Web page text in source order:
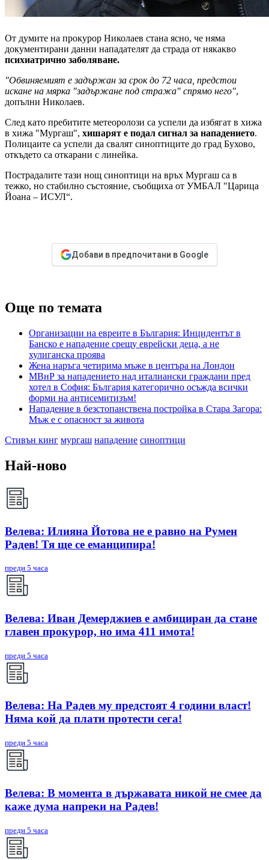
От думите на прокурор Николаев стана ясно, че няма
документирани данни нападателят да страда от някакво
психиатрично заболяване.
"Обвиняемият е задържан за срок до 72 часа, предстои
искане на мярка "задържане под стража" спрямо него",
допълни Николаев.
След като пребитите метеоролози са успели да избягат в хижа
в хижа "Мургаш", хишарят е подал сигнал за нападението.
Полицаите са успели да свалят синоптиците до град Бухово,
откъдето са откарани с линейка.
Пострадалите тази нощ синоптици на връх Мургаш са в
тежко, но стабилно състояние, съобщиха от УМБАЛ "Царица
Йоана – ИСУЛ“.
Добави в предпочитани в Google
Още по темата
Организации на евреите в България: Инцидентът в
Банско е нападение срещу еврейски деца, а не
хулиганска проява
Жена наръга четирима мъже в центъра на Лондон
МВнР за нападението над италиански граждани пред
хотел в София: България категорично осъжда всички
форми на антисемитизъм!
Нападение в безстопанствена постройка в Стара Загора:
Мъж е с опасност за живота
Стивън кинг мургаш нападение синоптици
Най-ново
Велева: Илияна Йотова не е равно на Румен
Радев! Тя ще се еманципира!
преди 5 часа
Велева: Иван Демерджиев е амбициран да стане
главен прокурор, но има 411 имота!
преди 5 часа
Велева: На Радев му предстоят 4 години власт!
Няма кой да плати протести сега!
преди 5 часа
Велева: В момента в държавата никой не смее да
каже дума напреки на Радев!
преди 5 часа